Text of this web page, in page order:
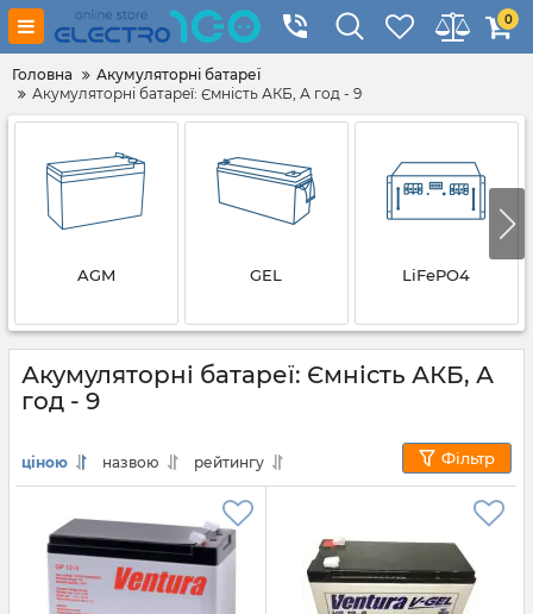
0
Головна
Акумуляторні батареї
Акумуляторні батареї: Ємність АКБ, А год - 9
AGM GEL LiFePO4
Акумуляторні батареї: Ємність АКБ, А
год - 9
ціною назвою рейтингу Фільтр